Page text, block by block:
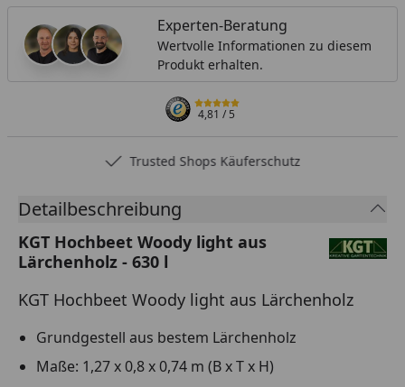
Experten-Beratung
Wertvolle Informationen zu diesem
Produkt erhalten.
4,81/ 5
Trusted Shops Käuferschutz
Detailbeschreibung
KGT Hochbeet Woody light aus
Lärchenholz - 630 l
KGT Hochbeet Woody light aus Lärchenholz
Grundgestell aus bestem Lärchenholz
Maße: 1,27 x 0,8 x 0,74 m (B x T x H)